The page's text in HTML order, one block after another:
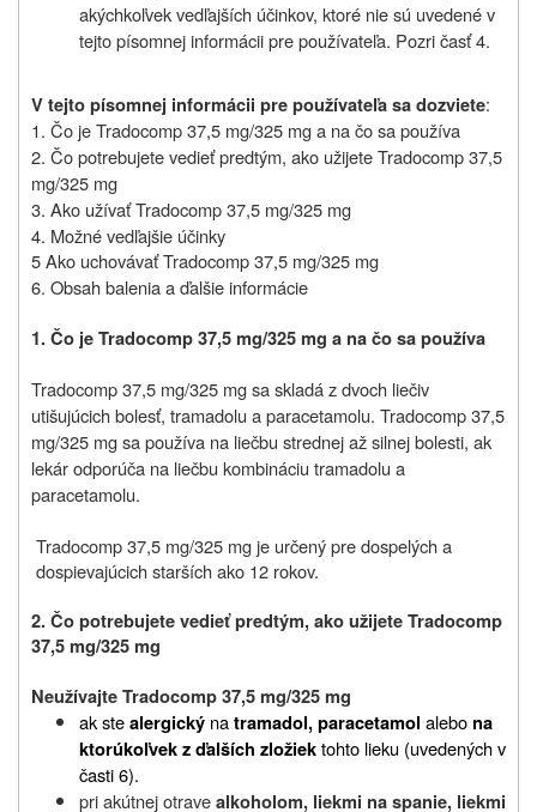
akýchkoľvek vedľajších účinkov, ktoré nie sú uvedené v
tejto písomnej informácii pre používateľa. Pozri časť 4.
V tejto písomnej informácii pre používateľa sa dozviete:
1. Čo je Tradocomp 37,5 mg/325 mg a na čo sa používa
2. Čo potrebujete vedieť predtým, ako užijete Tradocomp 37,5
mg/325 mg
3. Ako užívať Tradocomp 37,5 mg/325 mg
4. Možné vedľajšie účinky
5 Ako uchovávať Tradocomp 37,5 mg/325 mg
6. Obsah balenia a ďalšie informácie
1. Čo je Tradocomp 37,5 mg/325 mg a na čo sa používa
Tradocomp 37,5 mg/325 mg sa skladá z dvoch liečiv
utišujúcich bolesť, tramadolu a paracetamolu. Tradocomp 37,5
mg/325 mg sa používa na liečbu strednej až silnej bolesti, ak
lekár odporúča na liečbu kombináciu tramadolu a
paracetamolu.
Tradocomp 37,5 mg/325 mg je určený pre dospelých a
dospievajúcich starších ako 12 rokov.
2. Čo potrebujete vedieť predtým, ako užijete Tradocomp
37,5 mg/325 mg
Neužívajte Tradocomp 37,5 mg/325 mg
ak stealergický natramadol, paracetamol alebo na
ktorúkoľvek z ďalších zložiektohto lieku (uvedených v
časti 6).
pri akútnej otravealkoholom, liekmi na spanie, liekmi